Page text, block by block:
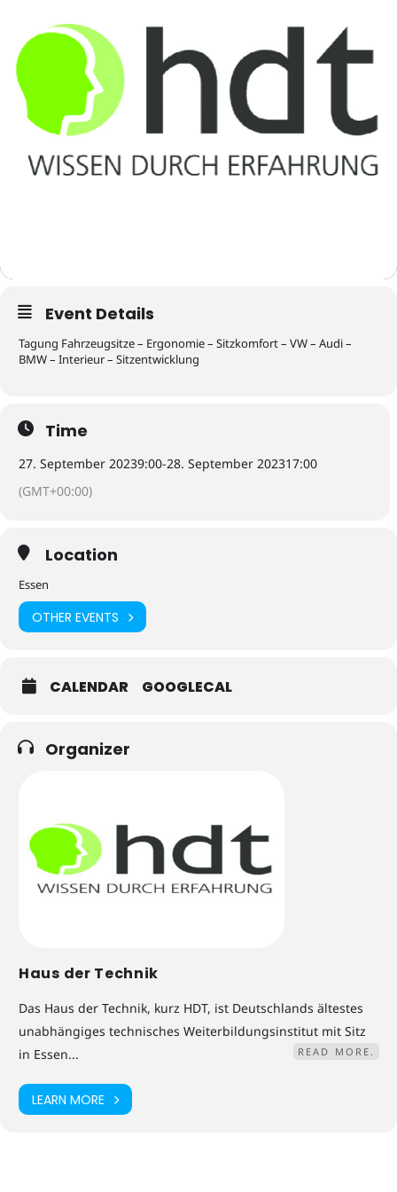
Event Details
Tagung Fahrzeugsitze – Ergonomie – Sitzkomfort – VW – Audi –
BMW – Interieur – Sitzentwicklung
Time
27. September 20239:00-28. September 202317:00
(GMT+00:00)
Location
Essen
OTHER EVENTS
CALENDAR GOOGLECAL
Organizer
Haus der Technik
Das Haus der Technik, kurz HDT, ist Deutschlands ältestes
unabhängiges technisches Weiterbildungsinstitut mit Sitz
in Essen...
READ MORE.
LEARN MORE